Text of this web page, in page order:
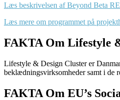
Læs beskrivelsen af Beyond Beta
Læs mere om programmet på
FAKTA Om Lifestyle
Lifestyle & Design Cluster er
beklædningsvirksomheder samt i de
FAKTA Om EU’s